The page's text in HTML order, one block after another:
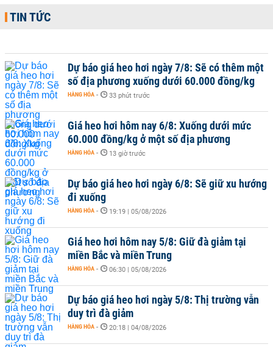
TIN TỨC
Dự báo giá heo hơi ngày 7/8: Sẽ có thêm một
số địa phương xuống dưới 60.000 đồng/kg
HÀNG HÓA - 33 phút trước
Giá heo hơi hôm nay 6/8: Xuống dưới mức
60.000 đồng/kg ở một số địa phương
HÀNG HÓA - 13 giờ trước
Dự báo giá heo hơi ngày 6/8: Sẽ giữ xu hướng
đi xuống
HÀNG HÓA - 19:19 | 05/08/2026
Giá heo hơi hôm nay 5/8: Giữ đà giảm tại
miền Bắc và miền Trung
HÀNG HÓA - 06:30 | 05/08/2026
Dự báo giá heo hơi ngày 5/8: Thị trường vẫn
duy trì đà giảm
HÀNG HÓA - 20:18 | 04/08/2026